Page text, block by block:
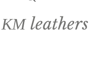
ΚΜ leathers